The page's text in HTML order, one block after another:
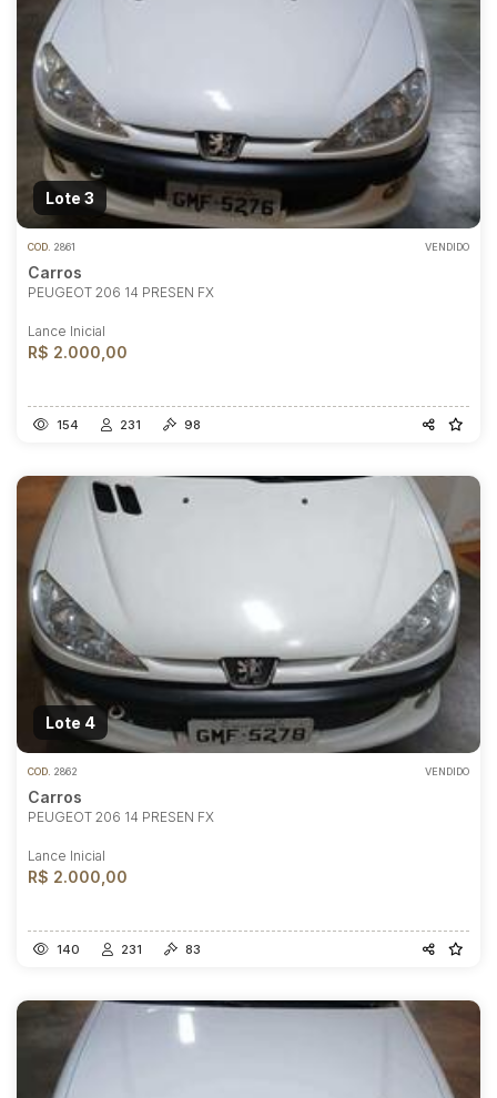
Lote 3
COD. 2861 VENDIDO
Carros
PEUGEOT 206 14 PRESEN FX
Lance Inicial
R$ 2.000,00
154 231 98
Lote 4
COD. 2862 VENDIDO
Carros
PEUGEOT 206 14 PRESEN FX
Lance Inicial
R$ 2.000,00
140 231 83